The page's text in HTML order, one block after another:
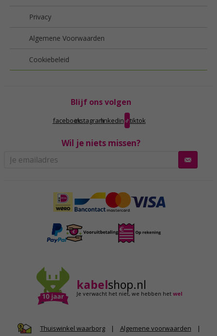
Privacy
Algemene Voorwaarden
Cookiebeleid
Blijf ons volgen
facebookinstagramlinkedin tiktok
Wil je niets missen?
kabelshop.nl
Je verwacht het niet,we hebben hetwel
Thuiswinkel waarborg | Algemene voorwaarden |